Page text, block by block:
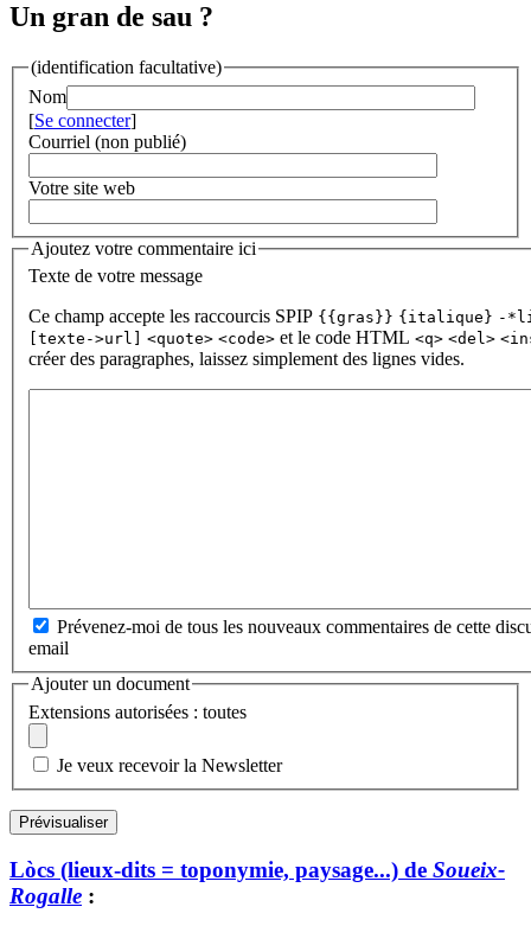
Un gran de sau ?
(identification facultative)
Nom
[Se connecter]
Courriel (non publié)
Votre site web
Ajoutez votre commentaire ici
Texte de votre message
Ce champ accepte les raccourcis SPIP {{gras}} {italique} -
[texte->url]
<quote> <code> et le code HTML <q> <del>
créer des paragraphes, laissez simplement des lignes vides.
Prévenez-moi de tous les nouveaux commentaires de cette
email
Ajouter un document
Extensions autorisées : toutes
Je veux recevoir la Newsletter
Lòcs (lieux-dits = toponymie, paysage...) de Soueix-
Rogalle :